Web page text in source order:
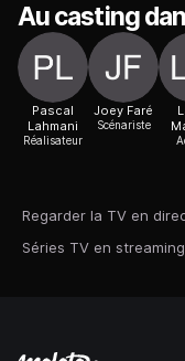
Regarder la TV en
Séries TV en streaming
Au casting
Pascal
Lahmani
Réalisateur
Joey Faré
Scénariste